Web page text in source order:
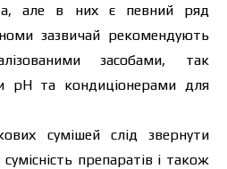
але в них є певний ряд
зазвичай рекомендують
засобами, так
рН та кондиціонерами для
сумішей слід звернути
сумісність препаратів і також
з менеджером Makosh